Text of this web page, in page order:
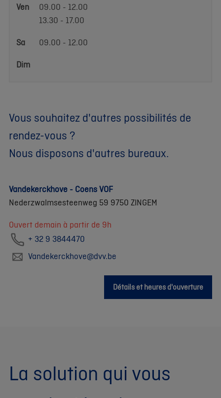
Ven
09.00 - 12.00
13.30 - 17.00
Sa
09.00 - 12.00
Dim
Vous souhaitez d'autres possibilités de
rendez-vous ?
Nous disposons d'autres bureaux.
Vandekerckhove - Coens VOF
Nederzwalmsesteenweg 59 9750 ZINGEM
Ouvert demain à partir de 9h
+ 32 9 3844470
Vandekerckhove@dvv.be
Détails et heures d'ouverture
La solution qui vous